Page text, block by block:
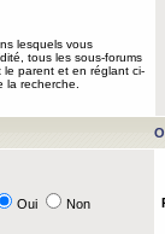
lesquels vous
tous les sous-forums
le parent et en réglant ci-
la recherche.
Oui Non